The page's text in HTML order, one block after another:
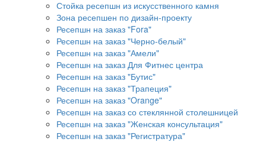
Стойка ресепшн из искусственного камня
Зона ресепшен по дизайн-проекту
Ресепшн на заказ "Fora"
Ресепшн на заказ "Черно-белый"
Ресепшн на заказ "Амели"
Ресепшн на заказ Для Фитнес центра
Ресепшн на заказ "Бутис"
Ресепшн на заказ "Трапеция"
Ресепшн на заказ "Orange"
Ресепшн на заказ со стеклянной столешницей
Ресепшн на заказ "Женская консультация"
Ресепшн на заказ "Регистратура"